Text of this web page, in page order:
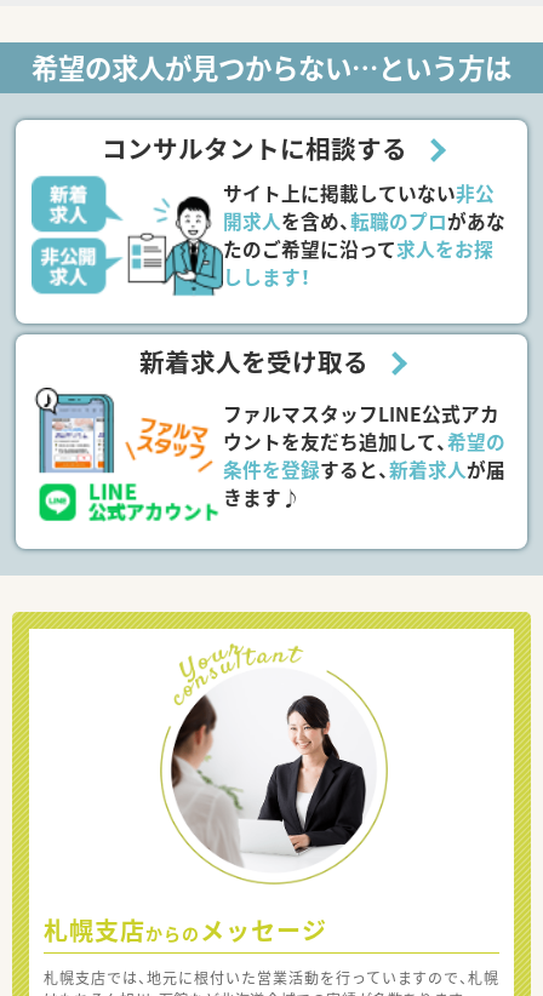
希望の求人が見つからない…という方は
コンサルタントに相談する
サイト上に掲載していない非公
開求人を含め、転職のプロがあな
たのご希望に沿って求人をお探
しします！
新着求人を受け取る
ファルマスタッフLINE公式アカ
ウントを友だち追加して、希望の
条件を登録すると、新着求人が届
きます♪
札幌支店からの メッセージ
札幌支店では、地元に根付いた営業活動を行っていますので、札幌